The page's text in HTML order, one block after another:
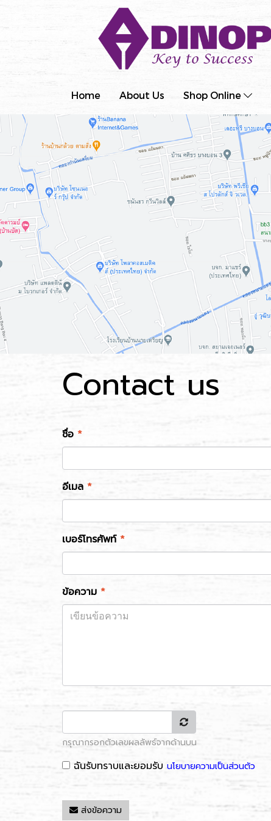
Home About Us Shop Online
Contact us
ชื่อ *
อีเมล *
เบอร์โทรศัพท์*
ข้อความ *
กรุณากรอกตัวเลขผลลัพธ์จากด้านบน
ฉันรับทราบและยอมรับ นโยบายความเป็นส่วนตัว
ส่งข้อความ